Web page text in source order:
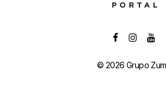
© 2026 Grupo